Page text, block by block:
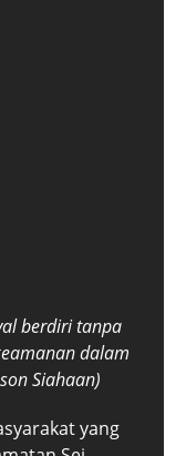
berdiri tanpa
dalam
Siahaan)
yang